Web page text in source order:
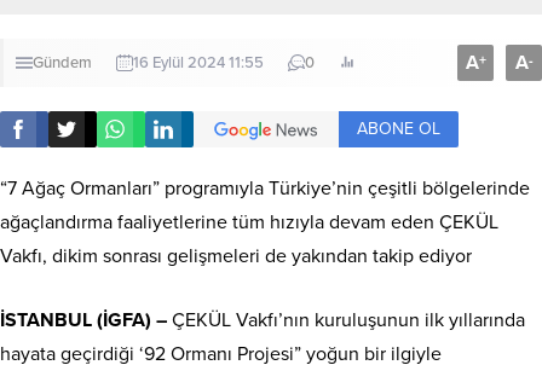
Gündem 16 Eylül 2024 11:55 0 A+ A-
ABONE OL
“7 Ağaç Ormanları” programıyla Türkiye’nin çeşitli bölgelerinde
ağaçlandırma faaliyetlerine tüm hızıyla devam eden ÇEKÜL
Vakfı, dikim sonrası gelişmeleri de yakından takip ediyor
İSTANBUL (İGFA) – ÇEKÜL Vakfı’nın kuruluşunun ilk yıllarında
hayata geçirdiği ‘92 Ormanı Projesi” yoğun bir ilgiyle